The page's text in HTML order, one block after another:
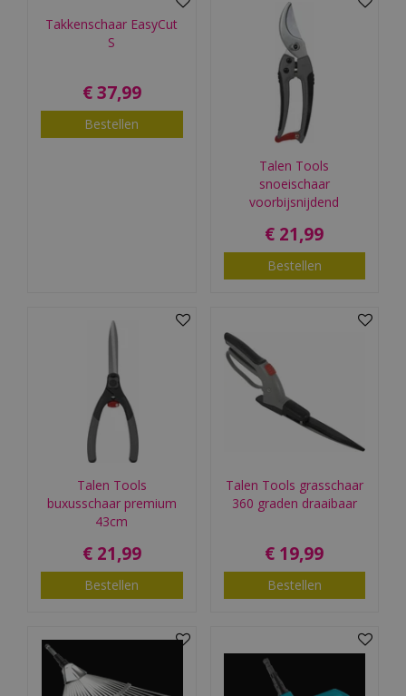
Takkenschaar EasyCut
S
€ 37,99
Bestellen
Talen Tools
snoeischaar
voorbijsnijdend
€ 21,99
Bestellen
Talen Tools
buxusschaar premium
43cm
€ 21,99
Bestellen
Talen Tools grasschaar
360 graden draaibaar
€ 19,99
Bestellen